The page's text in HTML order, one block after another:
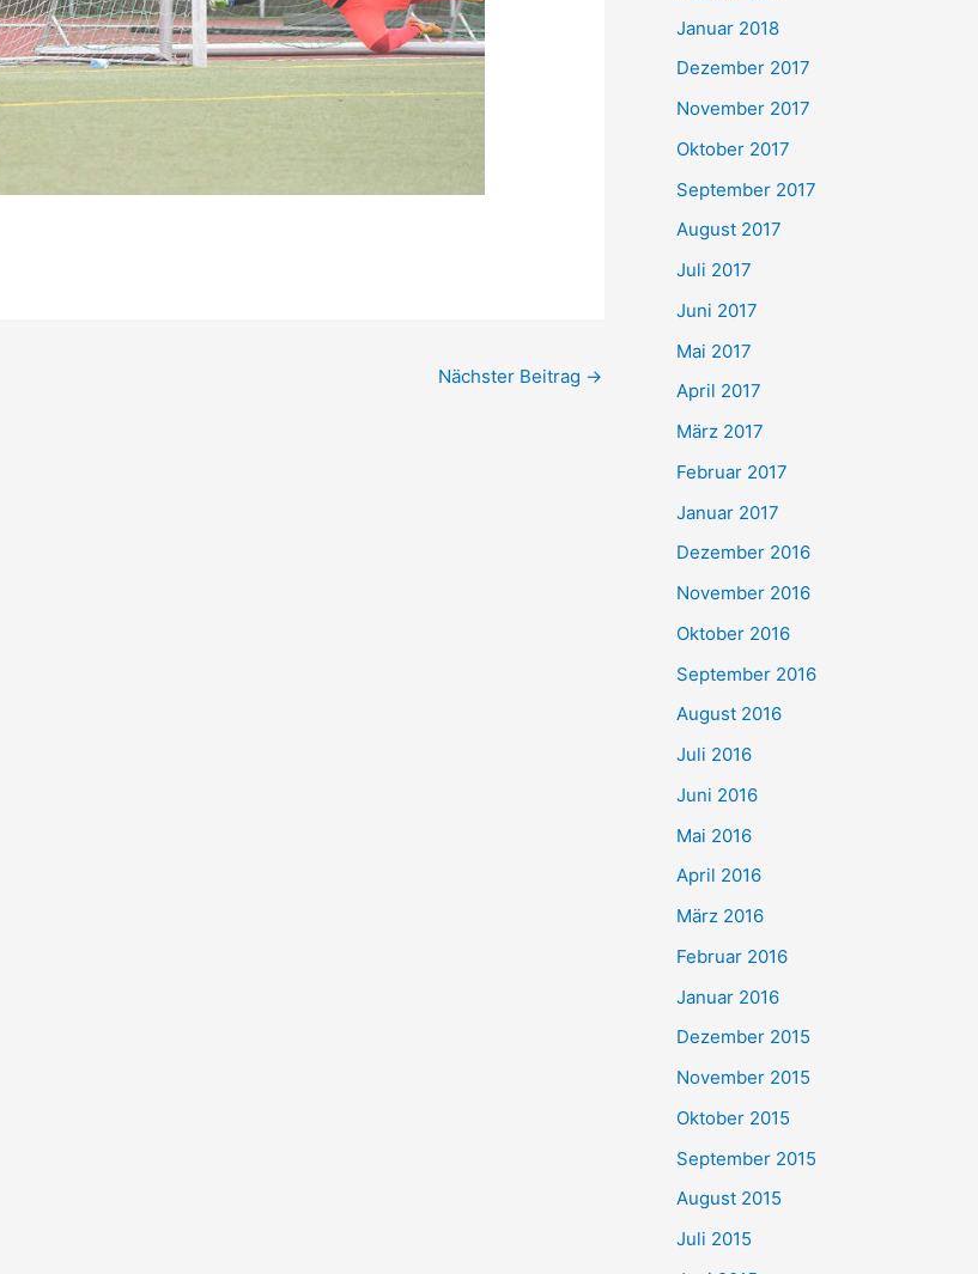
Nächster Beitrag →
Januar 2018
Dezember 2017
November 2017
Oktober 2017
September 2017
August 2017
Juli 2017
Juni 2017
Mai 2017
April 2017
März 2017
Februar 2017
Januar 2017
Dezember 2016
November 2016
Oktober 2016
September 2016
August 2016
Juli 2016
Juni 2016
Mai 2016
April 2016
März 2016
Februar 2016
Januar 2016
Dezember 2015
November 2015
Oktober 2015
September 2015
August 2015
Juli 2015